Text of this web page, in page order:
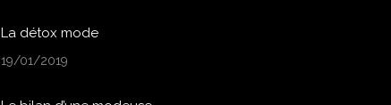
La détox mode
19/01/2019